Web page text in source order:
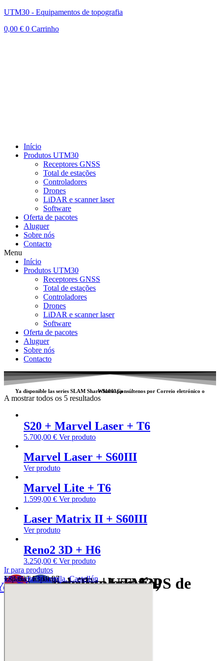
UTM30 - Equipamentos de topografia
0,00 € 0 Carrinho
Início
Produtos UTM30
Receptores GNSS
Total de estações
Controladores
Drones
LiDAR e scanner laser
Software
Oferta de pacotes
Aluguer
Sobre nós
Contacto
Menu
Início
Produtos UTM30
Receptores GNSS
Total de estações
Controladores
Drones
LiDAR e scanner laser
Software
Oferta de pacotes
Aluguer
Sobre nós
Contacto
Ya disponible las series SLAM Share S100. Consúltenos por Correio eletrónico o
WhatsApp
A mostrar todos os 5 resultados
S20 + Marvel Laser + T6
5.700,00 € Ver produto
Marvel Laser + S60III
Ver produto
Marvel Lite + T6
1.599,00 € Ver produto
Laser Matrix II + S60III
Ver produto
Reno2 3D + H6
3.250,00 € Ver produto
Ir para produtos
Equipos de Topografía, Estaciones Totales y GPS de Alta Precisión | UTM30
Facebook
12526. La Vilavella. Castellón
España / Espanha
+34 635 63 19 97
info@utm30.com